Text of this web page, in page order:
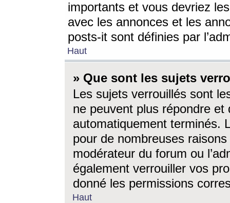
importants et vous devriez
avec les annonces et les
posts-it sont définies par
Haut
» Que sont les sujets
Les sujets verrouillés sont
ne peuvent plus répondre
automatiquement terminés.
pour de nombreuses
modérateur du forum ou
également verrouiller vos
donné les permissions
Haut